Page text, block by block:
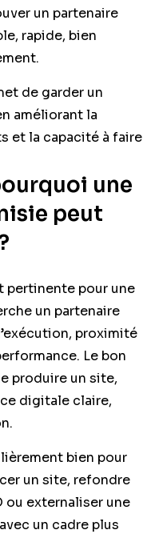
un partenaire
rapide, bien
de garder un
améliorant la
et la capacité à faire
une
peut
pertinente pour une
un partenaire
proximité
Le bon
produire un site,
digitale claire,
bien pour
un site, refondre
ou externaliser une
un cadre plus